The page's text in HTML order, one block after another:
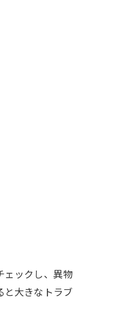
ェックし、異物
と大きなトラブ